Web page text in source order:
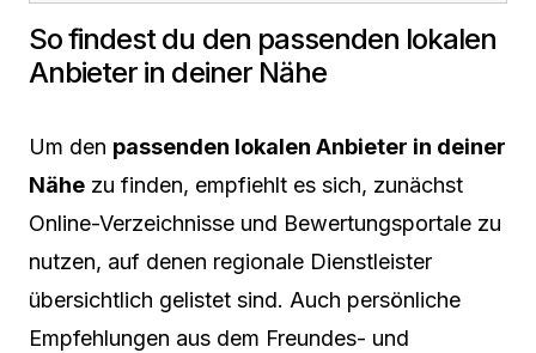
So findest du den passenden lokalen
Anbieter in deiner Nähe
Um den passenden lokalen Anbieter in deiner
Nähe zu finden, empfiehlt es sich, zunächst
Online-Verzeichnisse und Bewertungsportale zu
nutzen, auf denen regionale Dienstleister
übersichtlich gelistet sind. Auch persönliche
Empfehlungen aus dem Freundes- und